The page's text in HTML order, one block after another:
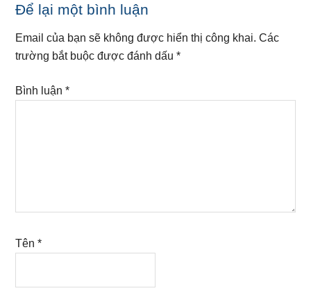
Reader
Interactions
Để lại một bình luận
Email của bạn sẽ không được hiển thị công khai. Các
trường bắt buộc được đánh dấu*
Bình luận*
Tên*